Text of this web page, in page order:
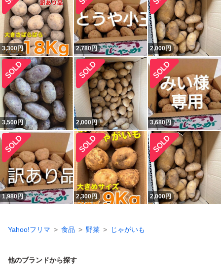
3,300円 2,780円 2,000円
3,500円 2,000円 3,680円
1,980円 2,300円 2,000円
Yahoo!フリマ 食品 野菜 じゃがいも
他のブランドから探す